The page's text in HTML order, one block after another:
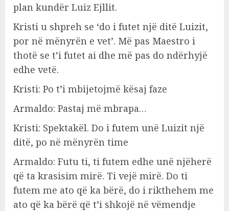
plan kundër Luiz Ejllit.
Kristi u shpreh se ‘do i futet një ditë Luizit,
por në mënyrën e vet’. Më pas Maestro i
thotë se t’i futet ai dhe më pas do ndërhyjë
edhe vetë.
Kristi: Po t’i mbijetojmë kësaj faze
Armaldo: Pastaj më mbrapa…
Kristi: Spektakël. Do i futem unë Luizit një
ditë, po në mënyrën time
Armaldo: Futu ti, ti futem edhe unë njëherë
që ta krasisim mirë. Ti vejë mirë. Do ti
futem me ato që ka bërë, do i rikthehem me
ato që ka bërë që t’i shkojë në vëmendje